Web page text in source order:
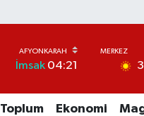
İmsak04:21
Ekonomi